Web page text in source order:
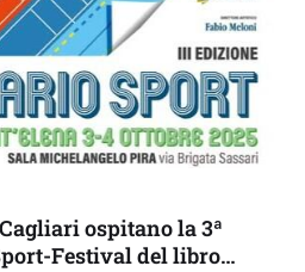
ospitano la 3ª
Festival del libro